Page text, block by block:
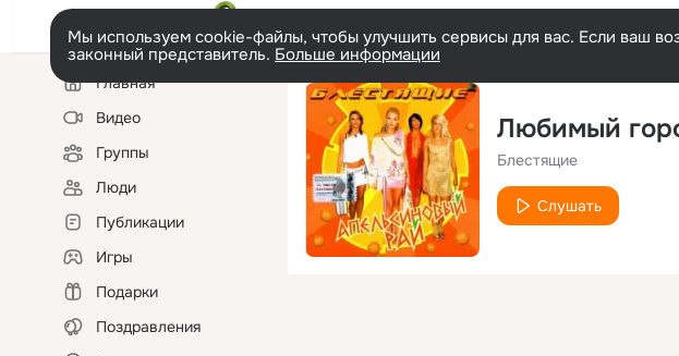
Мы используем cookie-файлы, чтобы улучшить сервисы для вас. Если ваш
законный представитель. Больше информации
Левая
колонкаГлавная
Видео
Группы
Люди
Публикации
Игры
Подарки
Поздравления
Любимый
Блестящие
Слушать